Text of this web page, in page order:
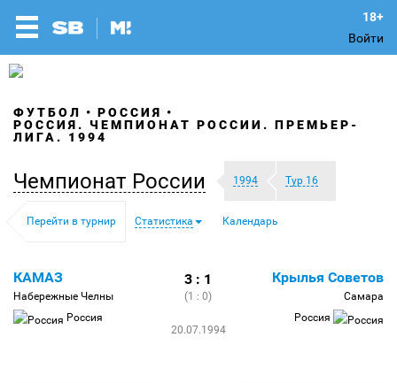
Войти
ФУТБОЛ
РОССИЯ
РОССИЯ. ЧЕМПИОНАТ РОССИИ. ПРЕМЬЕР-
ЛИГА. 1994
Чемпионат России 1994 Тур 16
Перейти в турнир Статистика Календарь
КАМАЗ
Набережные Челны
Россия
3 : 1
(1 : 0)
20.07.1994
Крылья Советов
Самара
Россия